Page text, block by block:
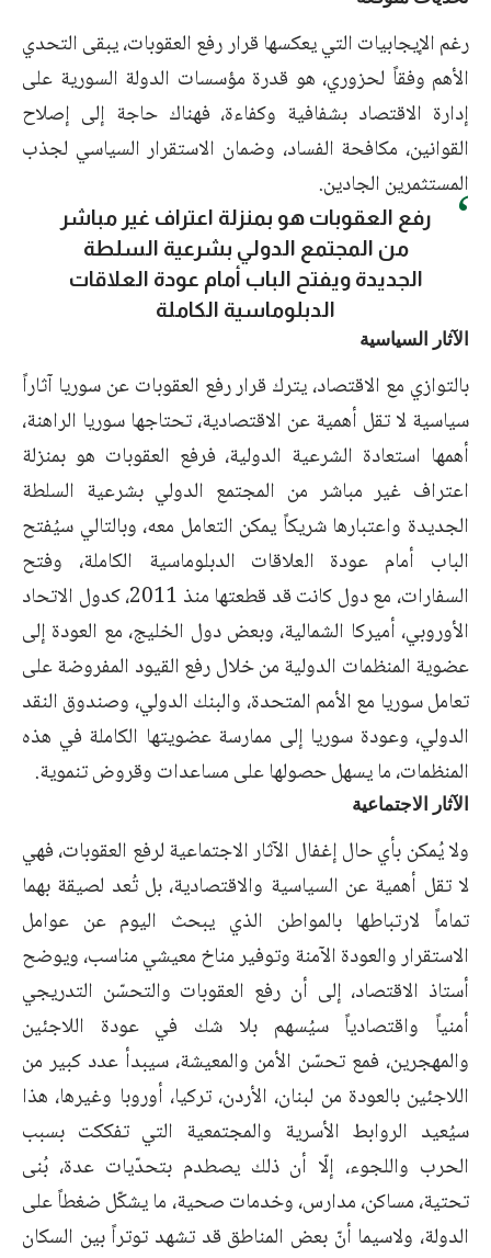
رغم الإيجابيات التي يعكسها قرار رفع العقوبات، يبقى التحدي
الأهم وفقاً لحزوري، هو قدرة مؤسسات الدولة السورية على
إدارة الاقتصاد بشفافية وكفاءة، فهناك حاجة إلى إصلاح
القوانين، مكافحة الفساد، وضمان الاستقرار السياسي لجذب
المستثمرين الجادين.
رفع العقوبات هو بمنزلة اعتراف غير مباشر
من المجتمع الدولي بشرعية السلطة
الجديدة ويفتح الباب أمام عودة العلاقات
الدبلوماسية الكاملة
الآثار السياسية
بالتوازي مع الاقتصاد، يترك قرار رفع العقوبات عن سوريا آثاراً
سياسية لا تقل أهمية عن الاقتصادية، تحتاجها سوريا الراهنة،
أهمها استعادة الشرعية الدولية، فرفع العقوبات هو بمنزلة
اعتراف غير مباشر من المجتمع الدولي بشرعية السلطة
الجديدة واعتبارها شريكاً يمكن التعامل معه، وبالتالي سيُفتح
الباب أمام عودة العلاقات الدبلوماسية الكاملة، وفتح
السفارات، مع دول كانت قد قطعتها منذ 2011، كدول الاتحاد
الأوروبي، أميركا الشمالية، وبعض دول الخليج، مع العودة إلى
عضوية المنظمات الدولية من خلال رفع القيود المفروضة على
تعامل سوريا مع الأمم المتحدة، والبنك الدولي، وصندوق النقد
الدولي، وعودة سوريا إلى ممارسة عضويتها الكاملة في هذه
المنظمات، ما يسهل حصولها على مساعدات وقروض تنموية.
الآثار الاجتماعية
ولا يُمكن بأي حال إغفال الآثار الاجتماعية لرفع العقوبات، فهي
لا تقل أهمية عن السياسية والاقتصادية، بل تُعد لصيقة بهما
تماماً لارتباطها بالمواطن الذي يبحث اليوم عن عوامل
الاستقرار والعودة الآمنة وتوفير مناخ معيشي مناسب، ويوضح
أستاذ الاقتصاد، إلى أن رفع العقوبات والتحسّن التدريجي
أمنياً واقتصادياً سيُسهم بلا شك في عودة اللاجئين
والمهجرين، فمع تحسّن الأمن والمعيشة، سيبدأ عدد كبير من
اللاجئين بالعودة من لبنان، الأردن، تركيا، أوروبا وغيرها، هذا
سيُعيد الروابط الأسرية والمجتمعية التي تفككت بسبب
الحرب واللجوء، إلّا أن ذلك يصطدم بتحدّيات عدة، بُنى
تحتية، مساكن، مدارس، وخدمات صحية، ما يشكّل ضغطاً على
الدولة، ولاسيما أنّ بعض المناطق قد تشهد توتراً بين السكان